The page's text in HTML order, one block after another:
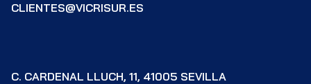
CLIENTES@VICRISUR.ES
C. CARDENAL LLUCH, 11, 41005 SEVILLA